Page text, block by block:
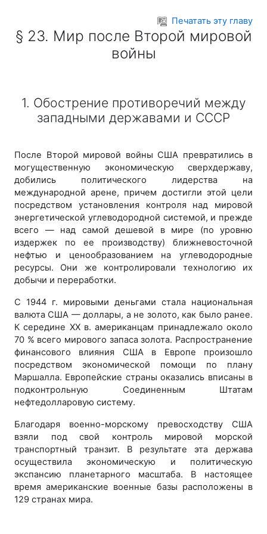
Печатать эту главу
§ 23. Мир после Второй мировой
войны
1. Обострение противоречий между
западными державами и СССР
После Второй мировой войны США превратились в
могущественную экономическую сверхдержаву,
добились политического лидерства на
международной арене, причем достигли этой цели
посредством установления контроля над мировой
энергетической углеводородной системой, и прежде
всего — над самой дешевой в мире (по уровню
издержек по ее производству) ближневосточной
нефтью и ценообразованием на углеводородные
ресурсы. Они же контролировали технологию их
добычи и переработки.
С 1944 г. мировыми деньгами стала национальная
валюта США — доллары, а не золото, как было ранее.
К середине ХХ в. американцам принадлежало около
70 % всего мирового запаса золота. Распространение
финансового влияния США в Европе произошло
посредством экономической помощи по плану
Маршалла. Европейские страны оказались вписаны в
подконтрольную Соединенным Штатам
нефтедолларовую систему.
Благодаря военно-морскому превосходству США
взяли под свой контроль мировой морской
транспортный транзит. В результате эта держава
осуществила экономическую и политическую
экспансию планетарного масштаба. В настоящее
время американские военные базы расположены в
129 странах мира.